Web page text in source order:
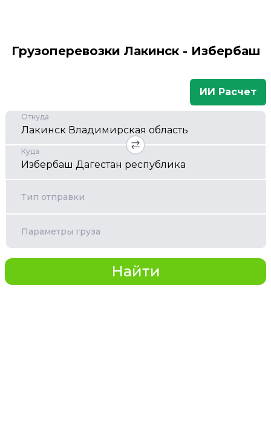
Грузоперевозки Лакинск - Избербаш
ИИ Расчет
Откуда
Куда
Тип отправки
Параметры груза
Найти